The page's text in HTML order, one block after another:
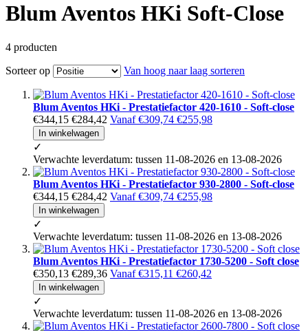
Blum Aventos HKi Soft-Close
4 producten
Sorteer op
Van hoog naar laag sorteren
Blum Aventos HKi - Prestatiefactor 420-1610 - Soft-close
€344,15 €284,42 Vanaf €309,74 €255,98
In winkelwagen
✓
Verwachte leverdatum: tussen 11-08-2026 en 13-08-2026
Blum Aventos HKi - Prestatiefactor 930-2800 - Soft-close
€344,15 €284,42 Vanaf €309,74 €255,98
In winkelwagen
✓
Verwachte leverdatum: tussen 11-08-2026 en 13-08-2026
Blum Aventos HKi - Prestatiefactor 1730-5200 - Soft close
€350,13 €289,36 Vanaf €315,11 €260,42
In winkelwagen
✓
Verwachte leverdatum: tussen 11-08-2026 en 13-08-2026